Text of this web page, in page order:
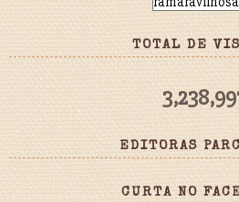
TOTAL DE
EDITORAS
CURTA NO